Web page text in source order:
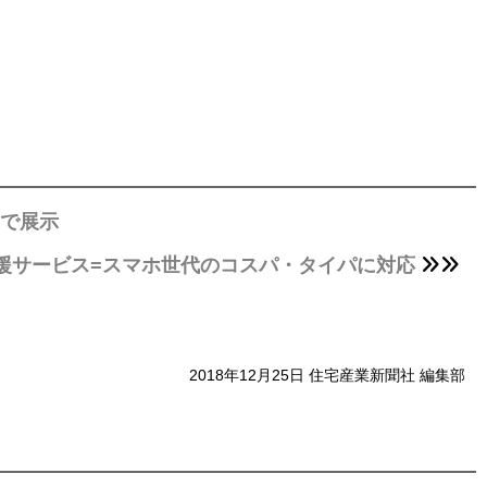
展示
ービス=スマホ世代のコスパ・タイパに対応
2018年12月25日 住宅産業新聞社 編集部